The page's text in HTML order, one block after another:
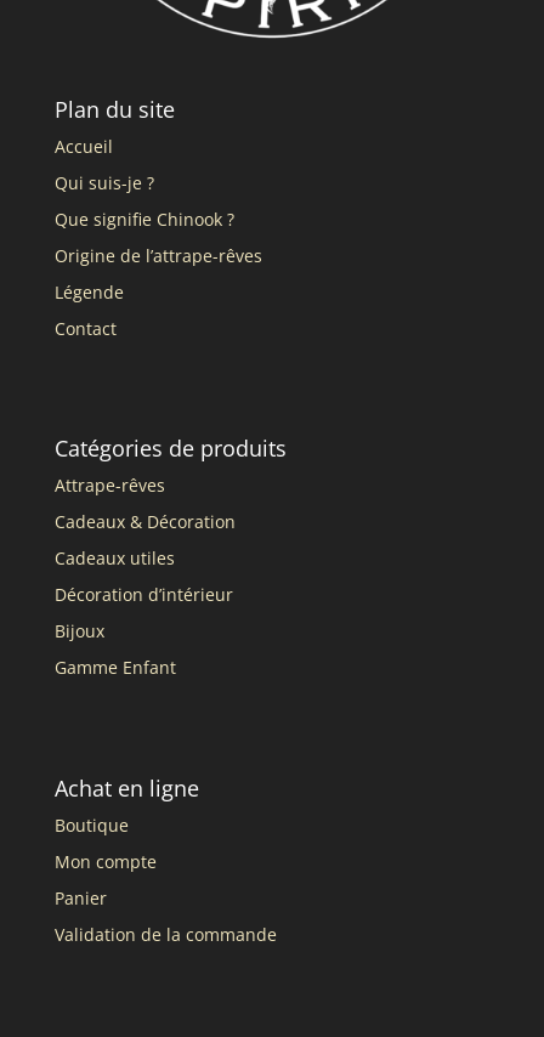
Plan du site
Accueil
Qui suis-je ?
Que signifie Chinook ?
Origine de l’attrape-rêves
Légende
Contact
Catégories de produits
Attrape-rêves
Cadeaux & Décoration
Cadeaux utiles
Décoration d’intérieur
Bijoux
Gamme Enfant
Achat en ligne
Boutique
Mon compte
Panier
Validation de la commande